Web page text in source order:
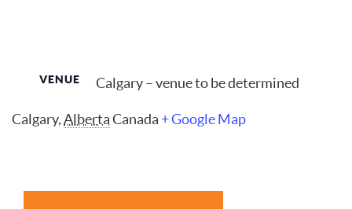
VENUE Calgary – venue to be determined
Calgary,AlbertaCanada + Google Map